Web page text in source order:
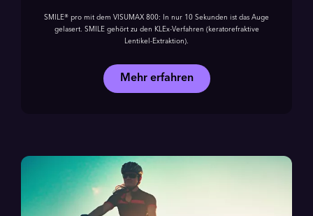
SMILE® pro mit dem VISUMAX 800: In nur 10 Sekunden ist das Auge
gelasert. SMILE gehört zu den KLEx-Verfahren (keratorefraktive
Lentikel-Extraktion).
Mehr erfahren